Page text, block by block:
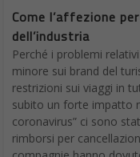
dell’industria
Perché i problemi
minore sui brand del
restrizioni sui viaggi in
subito un forte impatto
coronavirus” ci sono
rimborsi per
compagnie hanno
hanno anche visto le